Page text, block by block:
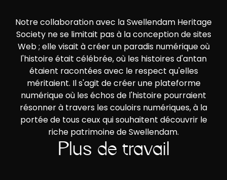
Notre collaboration avec la Swellendam Heritage
Society ne se limitait pas à la conception de sites
Web ; elle visait à créer un paradis numérique où
l'histoire était célébrée, où les histoires d'antan
étaient racontées avec le respect qu'elles
méritaient. Il s'agit de créer une plateforme
numérique où les échos de l'histoire pourraient
résonner à travers les couloirs numériques, à la
portée de tous ceux qui souhaitent découvrir le
riche patrimoine de Swellendam.
Plus de travail